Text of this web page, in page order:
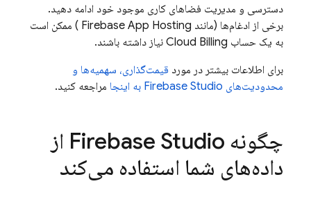
دسترسی و مدیریت فضاهای کاری موجود خود ادامه دهید.
برخی از ادغام‌ها (مانند Firebase App Hosting ) ممکن است
به یک حساب Cloud Billing نیاز داشته باشند.
برای اطلاعات بیشتر در مورد قیمت‌گذاری، سهمیه‌ها و
محدودیت‌های Firebase Studio به اینجا
مراجعه کنید.
چگونه Firebase Studio از
داده‌های شما استفاده می‌کند